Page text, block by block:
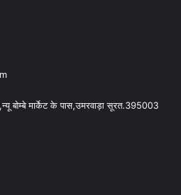
बोम्बे मार्केट के पास,उमरवाड़ा सूरत.395003